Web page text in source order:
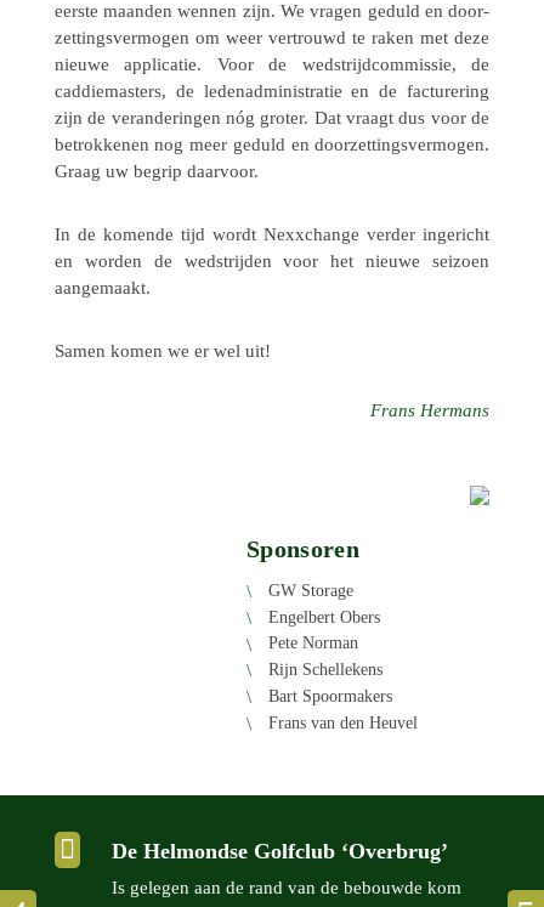
eerste maanden wennen zijn. We vragen geduld en door­
zet­tings­ver­mo­gen om weer vertrouwd te raken met deze
nieuwe appli­ca­tie. Voor de wedstrijd­com­mis­sie, de
caddie­mas­ters, de leden­ad­mi­ni­stra­tie en de factu­re­ring
zijn de veran­de­rin­gen nóg groter. Dat vraagt dus voor de
betrok­ke­nen nog meer geduld en door­zet­tings­ver­mo­gen.
Graag uw begrip daarvoor.
In de komende tijd wordt Nexx­change verder inge­richt
en worden de wedstrij­den voor het nieuwe seizoen
aangemaakt.
Samen komen we er wel uit!
Frans Hermans
Sponsoren
GW Storage
Engel­bert Obers
Pete Norman
Rijn Schel­le­kens
Bart Spoor­ma­kers
Frans van den Heuvel
 De Helmondse Golfclub ‘Overbrug’
Is gelegen aan de rand van de bebouwde kom